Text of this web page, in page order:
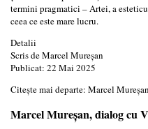
termini pragmatici – Artei, a
ceea ce este mare lucru.
Detalii
Scris deMarcel Mureșan
Publicat: 22 Mai 2025
Citește mai departe: Marcel
Marcel Mureșan, dialog cu